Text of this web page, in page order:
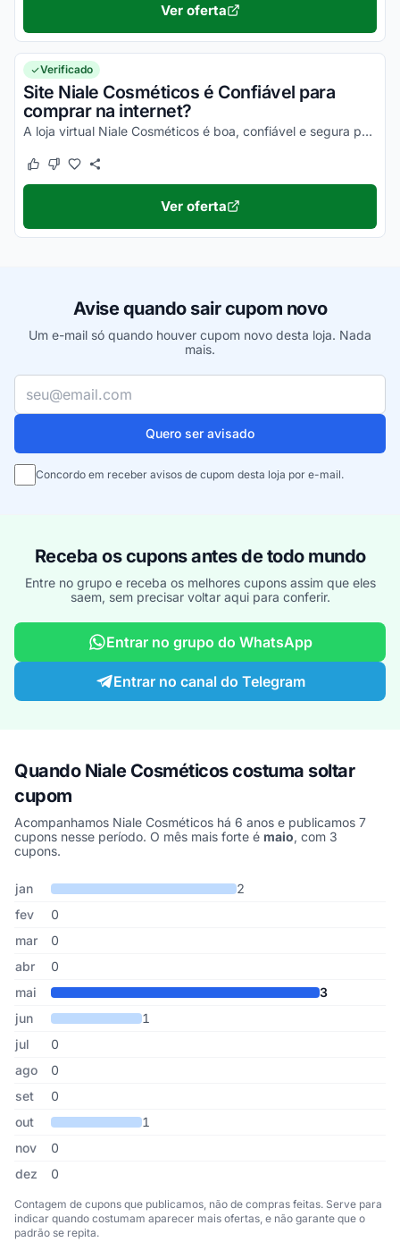
Ver oferta
Verificado
Site Niale Cosméticos é Confiável para
comprar na internet?
A loja virtual Niale Cosméticos é boa, confiável e segura para compras online. Pesquise, confira os comentários e constate!
Este cupom funcionou
Este cupom não funcionou
Ver oferta
Avise quando sair cupom novo
Um e-mail só quando houver cupom novo desta loja. Nada
mais.
Seu e-mail
Quero ser avisado
Concordo em receber avisos de cupom desta loja por e-mail.
Receba os cupons antes de todo mundo
Entre no grupo e receba os melhores cupons assim que eles
saem, sem precisar voltar aqui para conferir.
Entrar no grupo do WhatsApp
Entrar no canal do Telegram
Quando Niale Cosméticos costuma soltar
cupom
Acompanhamos Niale Cosméticos há 6 anos e publicamos 7
cupons nesse período. O mês mais forte é maio, com 3
cupons.
Cupons de Niale Cosméticos publicados por mês, somando os
Mês Cupons publicadosDesconto médio
jan
2
fev
0
mar
0
abr
0
mai
3
jun
1
jul
0
ago
0
set
0
out
1
nov
0
dez
0
Contagem de cupons que publicamos, não de compras feitas. Serve para
indicar quando costumam aparecer mais ofertas, e não garante que o
padrão se repita.